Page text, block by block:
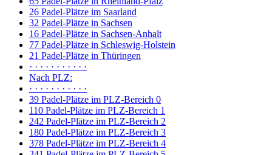
26 Padel-Plätze im Saarland
32 Padel-Plätze in Sachsen
16 Padel-Plätze in Sachsen-Anhalt
77 Padel-Plätze in Schleswig-Holstein
21 Padel-Plätze in Thüringen
· · · · · · · · · · ·
Nach PLZ:
· · · · · · · · · · ·
39 Padel-Plätze im PLZ-Bereich 0
110 Padel-Plätze im PLZ-Bereich 1
242 Padel-Plätze im PLZ-Bereich 2
180 Padel-Plätze im PLZ-Bereich 3
378 Padel-Plätze im PLZ-Bereich 4